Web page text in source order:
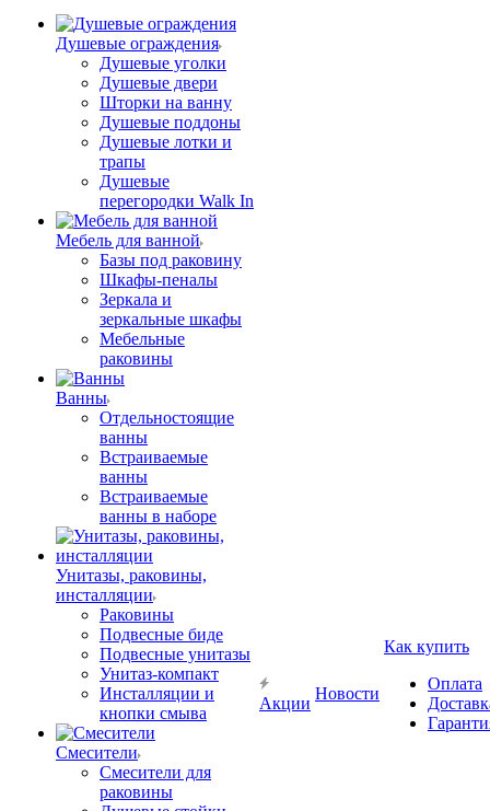
Душевые ограждения
Душевые уголки
Душевые двери
Шторки на ванну
Душевые поддоны
Душевые лотки и
трапы
Душевые
перегородки Walk In
Мебель для ванной
Базы под раковину
Шкафы-пеналы
Зеркала и
зеркальные шкафы
Мебельные
раковины
Ванны
Отдельностоящие
ванны
Встраиваемые
ванны
Встраиваемые
ванны в наборе
Унитазы, раковины,
инсталляции
Раковины
Подвесные биде
Подвесные унитазы
Унитаз-компакт
Инсталляции и
кнопки смыва
Смесители
Смесители для
раковины
Акции
Новости
Как купить
Оплата